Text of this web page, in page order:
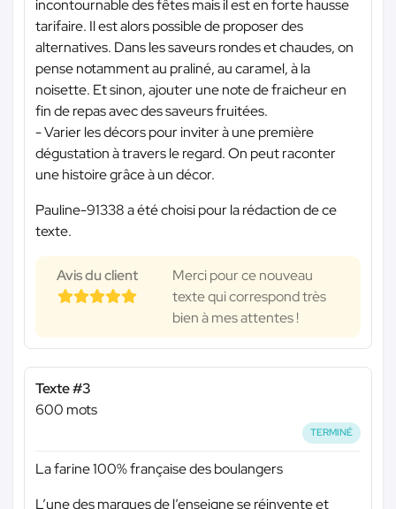
incontournable des fêtes mais il est en forte hausse
tarifaire. Il est alors possible de proposer des
alternatives. Dans les saveurs rondes et chaudes, on
pense notamment au praliné, au caramel, à la
noisette. Et sinon, ajouter une note de fraicheur en
fin de repas avec des saveurs fruitées.
- Varier les décors pour inviter à une première
dégustation à travers le regard. On peut raconter
une histoire grâce à un décor.
Pauline-91338 a été choisi pour la rédaction de ce
texte.
Avis du client
Merci pour ce nouveau
texte qui correspond très
bien à mes attentes !
Texte #3
600 mots
TERMINÉ
La farine 100% française des boulangers
L’une des marques de l’enseigne se réinvente et